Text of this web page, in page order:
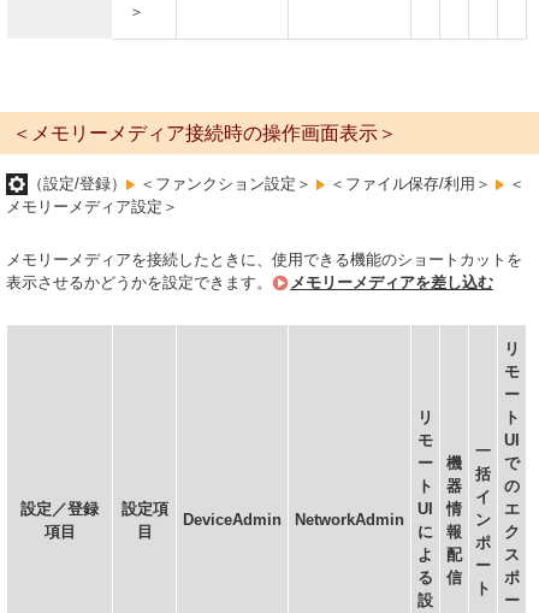
＞
＜メモリーメディア接続時の操作画面表示＞
（設定/登録） ＜ファンクション設定＞ ＜ファイル保存/利用＞
＜
メモリーメディア設定＞
メモリーメディアを接続したときに、使用できる機能のショートカットを
表示させるかどうかを設定できます。
メモリーメディアを差し込む
設定／登録
項目
設定項
目
DeviceAdmin NetworkAdmin
リ
モ
ー
ト
UI
に
よ
る
設
機
器
情
報
配
信
一
括
イ
ン
ポ
ー
ト
リ
モ
ー
ト
UI
で
の
エ
ク
ス
ポ
ー